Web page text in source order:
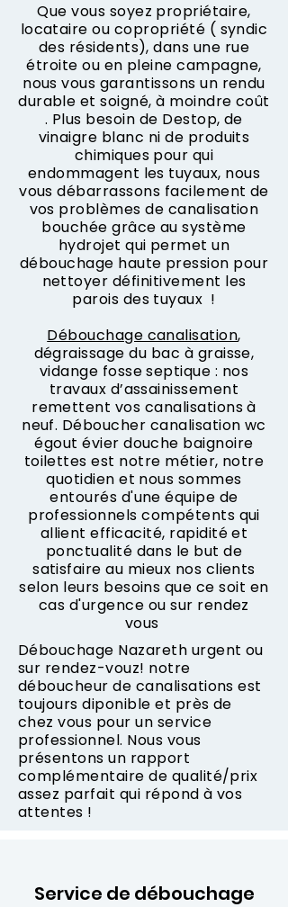
Que vous soyez propriétaire,
locataire ou copropriété ( syndic
des résidents), dans une rue
étroite ou en pleine campagne,
nous vous garantissons un rendu
durable et soigné, à moindre coût
. Plus besoin de Destop, de
vinaigre blanc ni de produits
chimiques pour qui
endommagent les tuyaux, nous
vous débarrassons facilement de
vos problèmes de canalisation
bouchée grâce au système
hydrojet qui permet un
débouchage haute pression pour
nettoyer définitivement les
parois des tuyaux !
Débouchage canalisation,
dégraissage du bac à graisse,
vidange fosse septique : nos
travaux d’assainissement
remettent vos canalisations à
neuf. Déboucher canalisation wc
égout évier douche baignoire
toilettes est notre métier, notre
quotidien et nous sommes
entourés d'une équipe de
professionnels compétents qui
allient efficacité, rapidité et
ponctualité dans le but de
satisfaire au mieux nos clients
selon leurs besoins que ce soit en
cas d'urgence ou sur rendez
vous
Débouchage Nazareth urgent ou
sur rendez-vouz! notre
déboucheur de canalisations est
toujours diponible et près de
chez vous pour un service
professionnel. Nous vous
présentons un rapport
complémentaire de qualité/prix
assez parfait qui répond à vos
attentes !
Service de débouchage